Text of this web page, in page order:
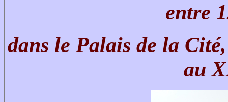
entre
dans le Palais de la
au